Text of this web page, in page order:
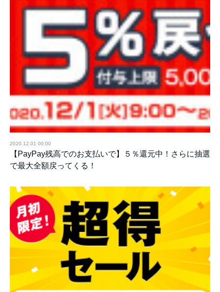
2020.12.01 00:00
【PayPay残高でのお支払いで】５％還元中！さらに抽選
で最大全額戻ってくる！